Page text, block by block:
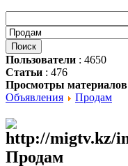
Пользователи : 4650
Статьи : 476
Просмотры материалов
Объявления
Продам
Продам